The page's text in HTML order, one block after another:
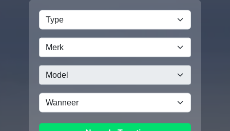
Merk
Model